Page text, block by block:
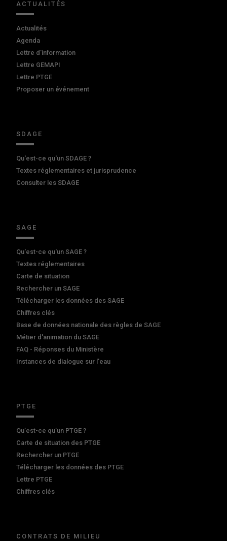
ACTUALITÉS
Actualités
Agenda
Lettre d'information
Lettre GEMAPI
Lettre PTGE
Proposer un événement
SDAGE
Qu'est-ce qu'un SDAGE ?
Textes réglementaires et jurisprudence
Consulter les SDAGE
SAGE
Qu'est-ce qu'un SAGE ?
Textes réglementaires
Carte de situation
Rechercher un SAGE
Télécharger les données des SAGE
Chiffres clés
Base de données nationale des règles de SAGE
Métier d'animation du SAGE
FAQ - Réponses du Ministère
Instances de dialogue sur l'eau
PTGE
Qu’est-ce qu’un PTGE ?
Carte de situation des PTGE
Rechercher un PTGE
Télécharger les données des PTGE
Lettre PTGE
Chiffres clés
CONTRATS DE MILIEU